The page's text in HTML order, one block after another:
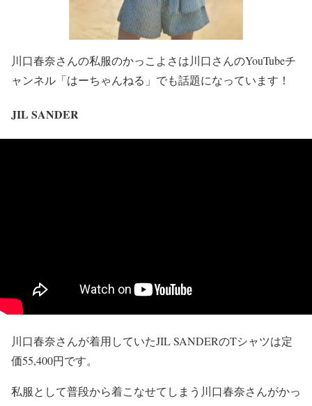
川口春奈さんの私服のかっこよさは川口さんのYouTubeチ
ャンネル「はーちゃんねる」 でも話題になっています！
JIL SANDER
川口春奈さんが着用していたJIL SANDERのTシャツは定
価55,400円です。
私服として普段から着こなせてしまう川口春奈さんがかっ